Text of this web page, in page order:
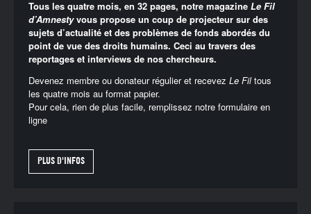
Tous les quatre mois, en 32 pages, notre magazine Le Fil
d’Amnestyvous propose un coup de projecteur sur des
sujets d’actualité et des problèmes de fonds abordés du
point de vue des droits humains. Ceci au travers des
reportages et interviews de nos chercheurs.
Devenez membre ou donateur régulier et recevez Le Filtous
les quatre mois au format papier.
Pour cela, rien de plus facile, remplissez notre formulaire en
ligne
PLUS D'INFOS